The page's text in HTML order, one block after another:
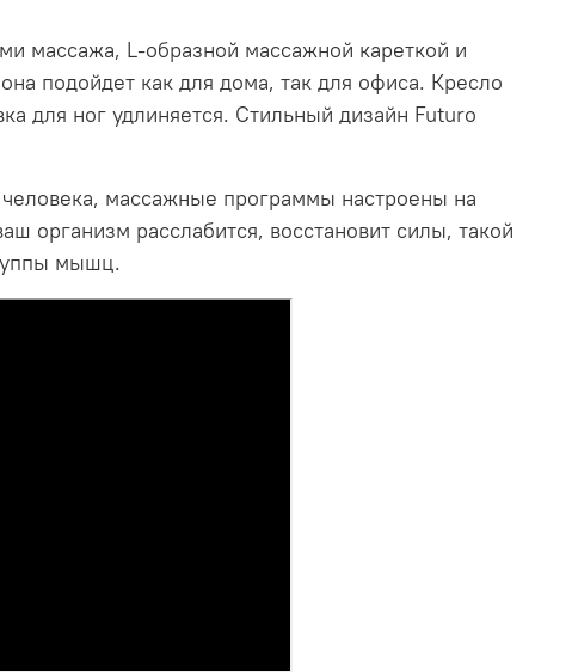
массажа, L-образной массажной кареткой и
подойдет как для дома, так для офиса. Кресло
для ног удлиняется. Стильный дизайн Futuro
массажные программы настроены на
организм расслабится, восстановит силы, такой
мышц.